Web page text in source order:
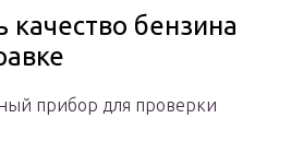
качество бензина
прибор для проверки